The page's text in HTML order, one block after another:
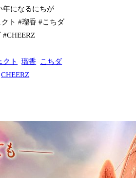
年になるにちが
ト #瑠香 #こちダ
#CHEERZ
クト 瑠香
こちダ
CHEERZ